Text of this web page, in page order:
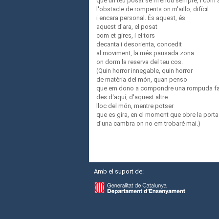
l'obstacle de rompents on m'aïllo, difícil
i encara personal. És aquest, és
aquest d'ara, el posat
com et gires, i el tors
decanta i desorienta, concedit
al moviment, la més pausada zona
on dorm la reserva del teu cos.
(Quin horror innegable, quin horror
de matèria del món, quan penso
que em dono a compondre una rompuda
des d'aquí, d'aquest altre
lloc del món, mentre potser
que es gira, en el moment que obre la porta
d'una cambra on no em trobaré mai.)
Amb el suport de: